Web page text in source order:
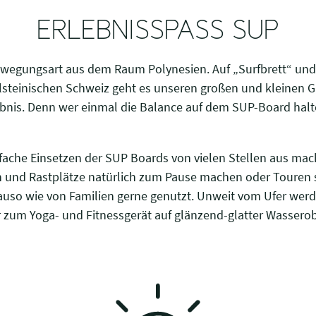
ERLEBNISSPASS SUP
aus dem Raum Polynesien. Auf „Surfbrett“
Schweiz geht es unseren großen und kleinen
Denn wer einmal die Balance auf dem SUP-Board
Einsetzen der SUP Boards von vielen Stellen aus
Rastplätze natürlich zum Pause machen oder
wie von Familien gerne genutzt. Unweit vom Ufer
Yoga- und Fitnessgerät auf glänzend-glatter